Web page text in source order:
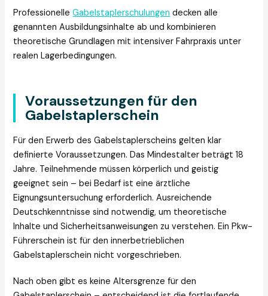
ProfessionelleGabelstaplerschulungen decken alle
genannten Ausbildungsinhalte ab und kombinieren
theoretische Grundlagen mit intensiver Fahrpraxis unter
realen Lagerbedingungen.
Voraussetzungen für den
Gabelstaplerschein
Für den Erwerb des Gabelstaplerscheins gelten klar
definierte Voraussetzungen. Das Mindestalter beträgt 18
Jahre. Teilnehmende müssen körperlich und geistig
geeignet sein – bei Bedarf ist eine ärztliche
Eignungsuntersuchung erforderlich. Ausreichende
Deutschkenntnisse sind notwendig, um theoretische
Inhalte und Sicherheitsanweisungen zu verstehen. Ein Pkw-
Führerschein ist für den innerbetrieblichen
Gabelstaplerschein nicht vorgeschrieben.
Nach oben gibt es keine Altersgrenze für den